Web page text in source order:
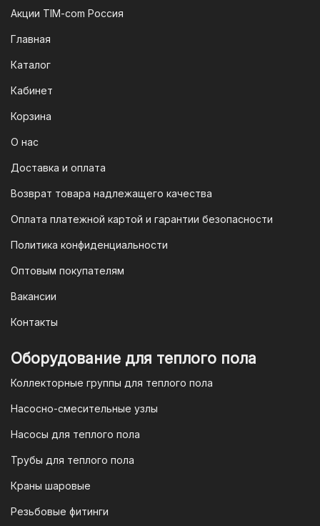
платежей (СПБ)
Мы следим за современными
систему быстрых платежей (СПБ).
предоставлен QR-код. Просто
доступен для большинства российских
3. Оплата по QR-коду
— это QR-код. После оформления
заказа мы предоставим вам
уникальный QR-код, который можно
приложении вашего банка. Это быстро,
удобно и безопасно.
юридических лиц
Для наших корпоративных клиентов
мы предлагаем безналичную оплату по
выставим вам счет, который можно
оплатить в течение 3 рабочих дней.
Акции TIM-com Россия
Главная
Каталог
Кабинет
Корзина
О нас
Доставка и оплата
Возврат товара надлежащего качества
Оплата платежной картой и гарантии безопасности
Политика конфиденциальности
Оптовым покупателям
Вакансии
Контакты
Оборудование для теплого пола
Коллекторные группы для теплого пола
Насосно-смесительные узлы
Насосы для теплого пола
Трубы для теплого пола
Краны шаровые
Резьбовые фитинги